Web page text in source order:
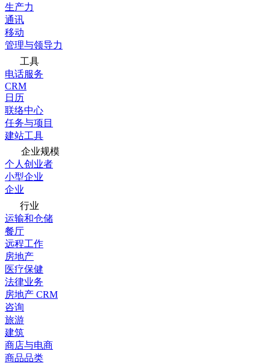
生产力
通讯
移动
管理与领导力
工具
电话服务
CRM
日历
联络中心
任务与项目
建站工具
企业规模
个人创业者
小型企业
企业
行业
运输和仓储
餐厅
远程工作
房地产
医疗保健
法律业务
房地产 CRM
咨询
旅游
建筑
商店与电商
商品品类